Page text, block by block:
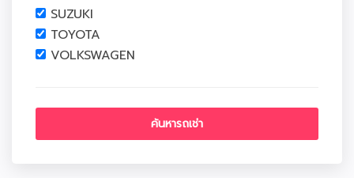
SUZUKI
TOYOTA
VOLKSWAGEN